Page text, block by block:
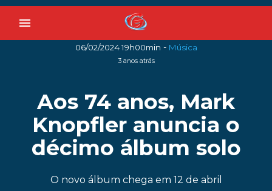
menu
06/02/2024 19h00min - Música
3 anos atrás
Aos 74 anos, Mark
Knopfler anuncia o
décimo álbum solo
O novo álbum chega em 12 de abril